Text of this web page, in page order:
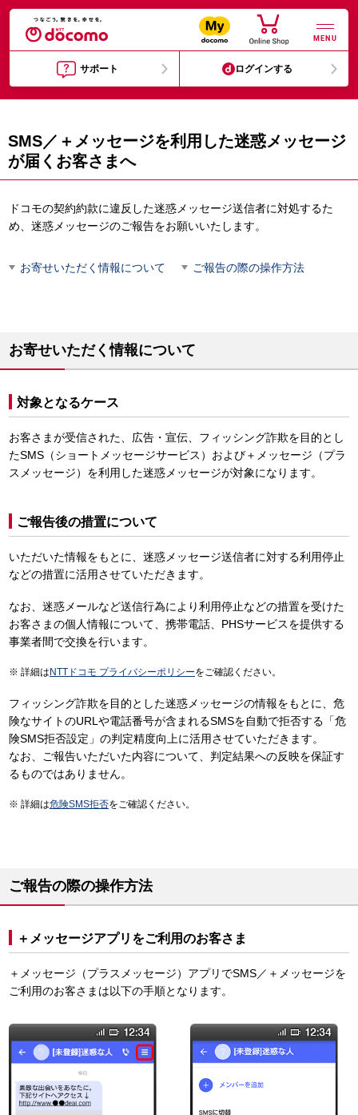
MENU
サポート ログインする
SMS／＋メッセージを利用した迷惑メッセージ
が届くお客さまへ
ドコモの契約約款に違反した迷惑メッセージ送信者に対処するた
め、迷惑メッセージのご報告をお願いいたします。
お寄せいただく情報について ご報告の際の操作方法
お寄せいただく情報について
対象となるケース
お客さまが受信された、広告・宣伝、フィッシング詐欺を目的とし
たSMS（ショートメッセージサービス）および＋メッセージ（プラ
スメッセージ）を利用した迷惑メッセージが対象になります。
ご報告後の措置について
いただいた情報をもとに、迷惑メッセージ送信者に対する利用停止
などの措置に活用させていただきます。
なお、迷惑メールなど送信行為により利用停止などの措置を受けた
お客さまの個人情報について、携帯電話、PHSサービスを提供する
事業者間で交換を行います。
詳細は NTTドコモ プライバシーポリシーをご確認ください。
フィッシング詐欺を目的とした迷惑メッセージの情報をもとに、危
険なサイトのURLや電話番号が含まれるSMSを自動で拒否する「危
険SMS拒否設定」の判定精度向上に活用させていただきます。
なお、ご報告いただいた内容について、判定結果への反映を保証す
るものではありません。
詳細は危険SMS拒否をご確認ください。
ご報告の際の操作方法
＋メッセージアプリをご利用のお客さま
＋メッセージ（プラスメッセージ）アプリでSMS／＋メッセージを
ご利用のお客さまは以下の手順となります。